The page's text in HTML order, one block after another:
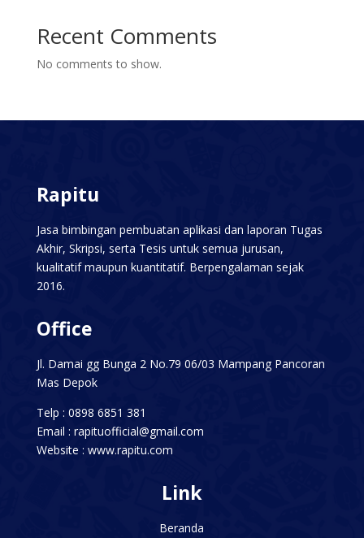
Recent Comments
No comments to show.
Rapitu
Jasa bimbingan pembuatan aplikasi dan laporan Tugas
Akhir, Skripsi, serta Tesis untuk semua jurusan,
kualitatif maupun kuantitatif. Berpengalaman sejak
2016.
Office
Jl. Damai gg Bunga 2 No.79 06/03 Mampang Pancoran
Mas Depok
Telp : 0898 6851 381
Email : rapituofficial@gmail.com
Website : www.rapitu.com
Link
Beranda